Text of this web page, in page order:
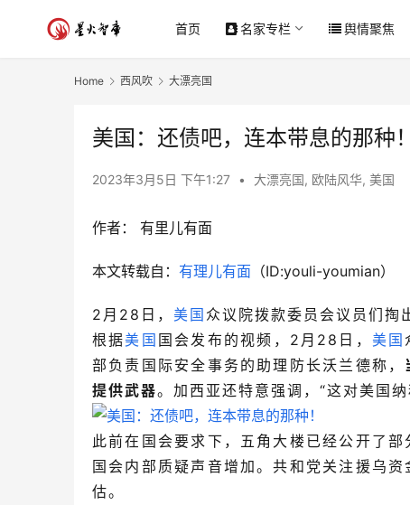
首页 名家专栏 舆情聚焦
Home 西风吹 大漂亮国
美国：还债吧，连本带息的那种！
2023年3月5日 下午1:27 • 大漂亮国, 欧陆风华, 美国
作者： 有里儿有面
本文转载自： 有理儿有面 （ID:youli-youmian）
2月28日， 美国 众议院拨款委员会议员们掏
根据美国 国会发布的视频，2月 28日， 美国
部负责国际安全事务的助理防长沃兰德称，
提供武器。 加西亚还特意强调，“这对美 国
此前在国会要求下，五角大楼已经公开了
国会内部质疑声音增加。共和党关注援乌
估。